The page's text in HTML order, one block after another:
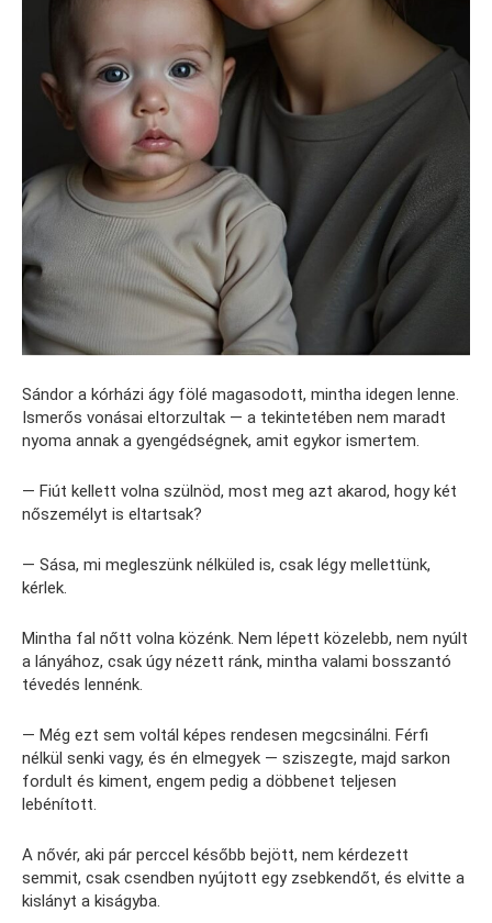
Sándor a kórházi ágy fölé magasodott, mintha idegen lenne.
Ismerős vonásai eltorzultak — a tekintetében nem maradt
nyoma annak a gyengédségnek, amit egykor ismertem.
— Fiút kellett volna szülnöd, most meg azt akarod, hogy két
nőszemélyt is eltartsak?
— Sása, mi megleszünk nélküled is, csak légy mellettünk,
kérlek.
Mintha fal nőtt volna közénk. Nem lépett közelebb, nem nyúlt
a lányához, csak úgy nézett ránk, mintha valami bosszantó
tévedés lennénk.
— Még ezt sem voltál képes rendesen megcsinálni. Férfi
nélkül senki vagy, és én elmegyek — sziszegte, majd sarkon
fordult és kiment, engem pedig a döbbenet teljesen
lebénított.
A nővér, aki pár perccel később bejött, nem kérdezett
semmit, csak csendben nyújtott egy zsebkendőt, és elvitte a
kislányt a kiságyba.